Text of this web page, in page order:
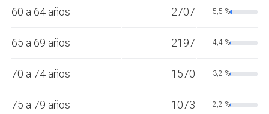
60 a 64 años 2707 5,5 %
65 a 69 años 2197 4,4 %
70 a 74 años 1570 3,2 %
75 a 79 años 1073 2,2 %